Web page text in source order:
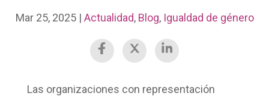
Mar 25, 2025| Actualidad, Blog, Igualdad de género
Las organizaciones con representación